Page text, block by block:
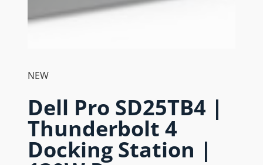
NEW
Dell Pro SD25TB4 |
Thunderbolt 4
Docking Station |